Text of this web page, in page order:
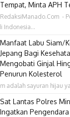
Tempat, Minta APH
RedaksiManado.Com -
Indonesia...
Manfaat Labu Siam/
Jepang Bagi
Mengobati Ginjal
Penurun Kolesterol
adalah sayuran hijau
Sat Lantas Polres
Ingatkan Pengendara